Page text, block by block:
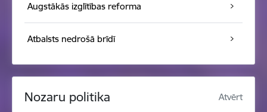
Augstākās izglītības reforma
Atbalsts nedrošā brīdī
Nozaru politika Atvērt